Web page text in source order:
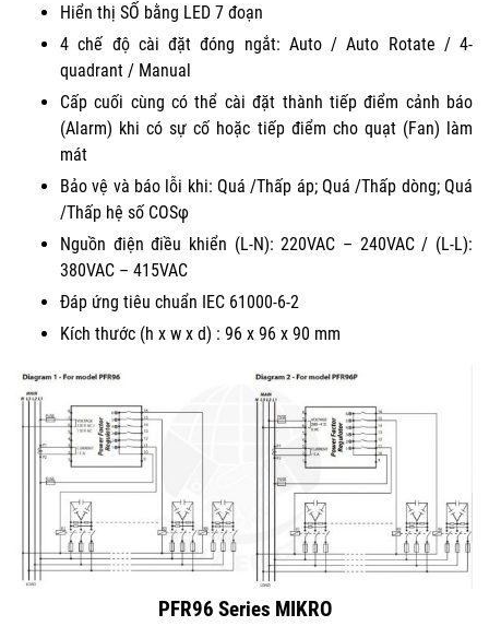
Hiển thị SỐ bằng LED 7 đoạn
4 chế độ cài đặt đóng ngắt: Auto / Auto Rotate / 4-
quadrant / Manual
Cấp cuối cùng có thể cài đặt thành tiếp điểm cảnh báo
(Alarm) khi có sự cố hoặc tiếp điểm cho quạt (Fan) làm
mát
Bảo vệ và báo lỗi khi: Quá /Thấp áp; Quá /Thấp dòng; Quá
/Thấp hệ số COSφ
Nguồn điện điều khiển (L-N): 220VAC – 240VAC / (L-L):
380VAC – 415VAC
Đáp ứng tiêu chuẩn IEC 61000-6-2
Kích thước (h x w x d) : 96 x 96 x 90 mm
PFR96 Series MIKRO